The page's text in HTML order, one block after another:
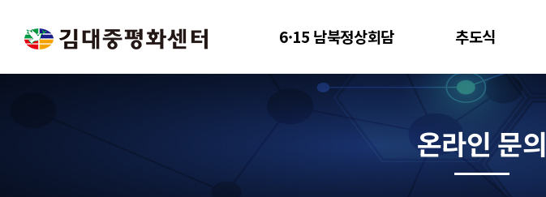
6·15 남북정상회담 추도식
온라인 문의